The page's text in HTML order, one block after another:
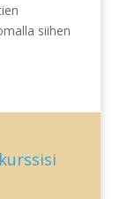
siihen